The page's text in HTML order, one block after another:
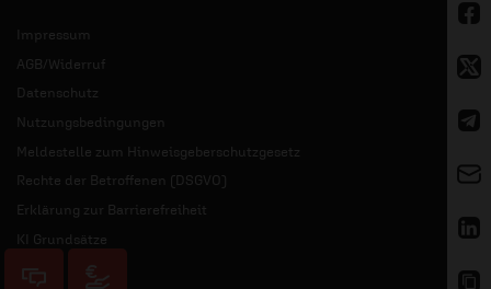
Impressum
AGB/Widerruf
Datenschutz
Nutzungsbedingungen
Meldestelle zum Hinweisgeberschutzgesetz
Rechte der Betroffenen (DSGVO)
Erklärung zur Barrierefreiheit
KI Grundsätze